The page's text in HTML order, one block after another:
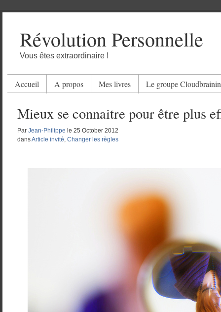
Révolution Personnelle
Vous êtes extraordinaire !
Accueil A propos Mes livres Le groupe
Mieux se connaitre pour être plus
Par Jean-Philippe le 25 October 2012
dansArticle invité, Changer les règles